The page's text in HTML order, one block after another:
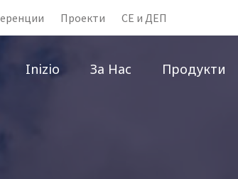
Проекти CE и ДЕП
Inizio За Нас Продукти